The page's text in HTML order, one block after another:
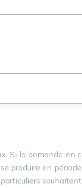
Si la demande en
produire en